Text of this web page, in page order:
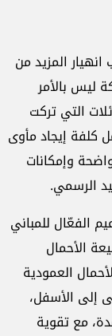
المزيد من
ليس بالأمر
التي تركت
كلفة إيجاد مأوى
وإمكانات
الرسمي.
الفعّال للمباني
الأحمال
العمودية
إلى الأسفل،
مع تقوية